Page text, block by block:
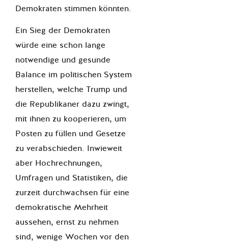
Demokraten stimmen könnten.
Ein Sieg der Demokraten
würde eine schon lange
notwendige und gesunde
Balance im politischen System
herstellen, welche Trump und
die Republikaner dazu zwingt,
mit ihnen zu kooperieren, um
Posten zu füllen und Gesetze
zu verabschieden. Inwieweit
aber Hochrechnungen,
Umfragen und Statistiken, die
zurzeit durchwachsen für eine
demokratische Mehrheit
aussehen, ernst zu nehmen
sind, wenige Wochen vor den